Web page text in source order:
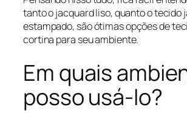
tanto o jacquard liso, quanto o tecido
estampado, são ótimas opções de
cortina para seu ambiente.
Em quais
posso usá-lo?